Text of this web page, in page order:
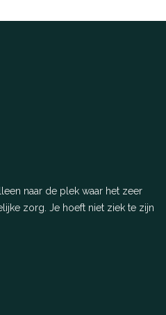
naar de plek waar het zeer
zorg. Je hoeft niet ziek te zijn